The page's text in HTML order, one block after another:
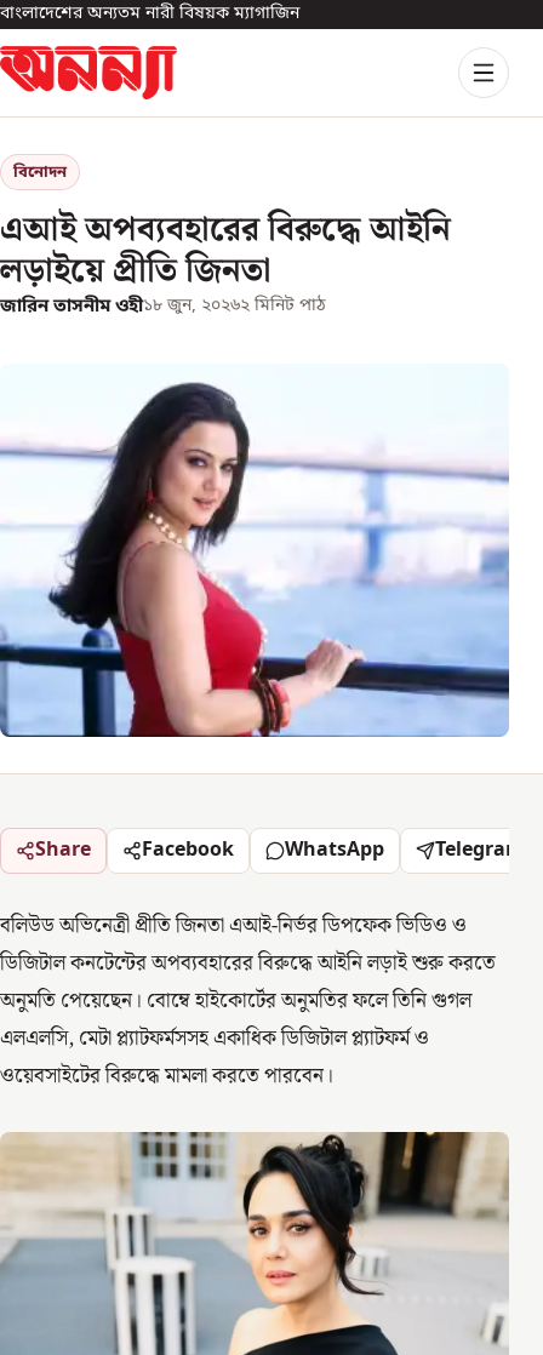
বাংলাদেশের অন্যতম নারী বিষয়ক ম্যাগাজিন
বিনোদন
এআই অপব্যবহারের বিরুদ্ধে আইনি
লড়াইয়ে প্রীতি জিনতা
জারিন তাসনীম ওহী১৮ জুন, ২০২৬২ মিনিট পাঠ
Share Facebook WhatsApp Telegram
বলিউড অভিনেত্রী প্রীতি জিনতা এআই-নির্ভর ডিপফেক ভিডিও ও
ডিজিটাল কনটেন্টের অপব্যবহারের বিরুদ্ধে আইনি লড়াই শুরু করতে
অনুমতি পেয়েছেন। বোম্বে হাইকোর্টের অনুমতির ফলে তিনি গুগল
এলএলসি, মেটা প্ল্যাটফর্মসসহ একাধিক ডিজিটাল প্ল্যাটফর্ম ও
ওয়েবসাইটের বিরুদ্ধে মামলা করতে পারবেন।